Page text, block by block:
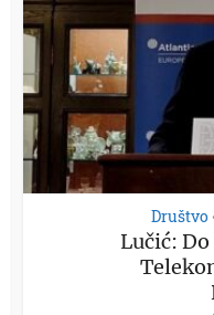
Društvo •
Lučić: